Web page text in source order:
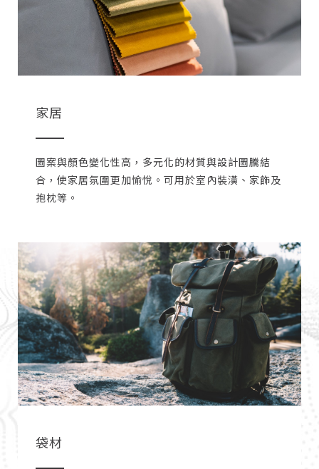
家居
圖案與顏色變化性高，多元化的材質與設計圖騰結
合，使家居氛圍更加愉悅。可用於室內裝潢、家飾及
抱枕等。
袋材